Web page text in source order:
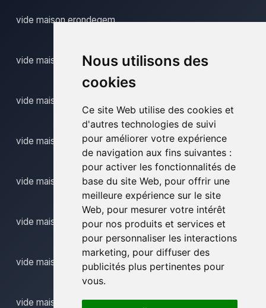
Nous utilisons des
cookies
Ce site Web utilise des cookies et
d'autres technologies de suivi
pour améliorer votre expérience
de navigation aux fins suivantes :
pour activer les fonctionnalités de
base du site Web, pour offrir une
meilleure expérience sur le site
Web, pour mesurer votre intérêt
pour nos produits et services et
pour personnaliser les interactions
marketing, pour diffuser des
publicités plus pertinentes pour
vous.
vide maison erondegem
vide maison erwetegem
vide maison everbeek
vide maison evergem
vide maison gand
vide maison gent
vide maison gentbrugge
vide maison geraardsbergen